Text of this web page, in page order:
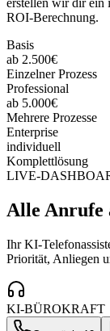
erstellen wir dir ein
ROI-Berechnung.
Basis
ab 2.500€
Einzelner Prozess
Professional
ab 5.000€
Mehrere Prozesse
Enterprise
individuell
Komplettlösung
LIVE-
Alle Anrufe
Ihr KI-
Priorität, Anliegen
KI-BÜROKRAFT